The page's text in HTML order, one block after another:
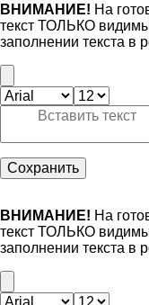
ВНИМАНИЕ! На
текст ТОЛЬКО
заполнении текста в
Сохранить
ВНИМАНИЕ! На
текст ТОЛЬКО
заполнении текста в